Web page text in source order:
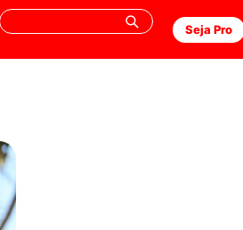
Seja Pro